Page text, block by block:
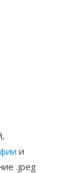
и
.jpeg